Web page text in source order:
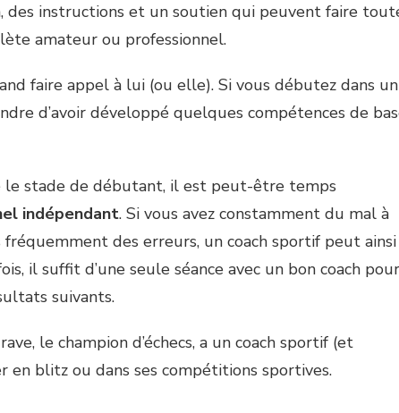
instructions et un soutien qui peuvent faire
amateur ou professionnel.
faire appel à lui (ou elle). Si vous débutez dans un
d’avoir développé quelques compétences de
le stade de débutant, il est peut-être temps
indépendant. Si vous avez constamment du mal à
des erreurs, un coach sportif peut ainsi
il suffit d’une seule séance avec un bon coach pour
suivants.
le champion d’échecs, a un coach sportif (et
blitz ou dans ses compétitions sportives.